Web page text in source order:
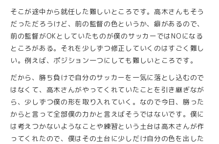
そこが途中から就任した難しいところです。高木さんもそう
だっただろうけど、前の監督の色というか、癖があるので、
前の監督がOKとしていたものが僕のサッカーではNOになる
ところがある。それを少しずつ修正していくのはすごく難し
い。例えば、ポジション一つにしても難しいところです。
だから、勝ち負けで自分のサッカーを一気に落とし込むので
はなくて、高木さんがやってくれていたことを引き継ぎなが
ら、少しずつ僕の形を取り入れていく。なので今日、勝った
からと言って全部僕の力かと言えばそうではないです。僕に
は考えつかないようなことや練習という土台は高木さんが作
ってくれたので、僕はその土台に少しだけ自分の色を出した